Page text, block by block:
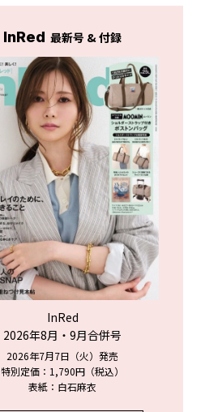
InRed 最新号 & 付録
InRed
2026年8月・9月合併号
2026年7月7日（火）発売
特別定価：1,790円（税込）
表紙：白石麻衣